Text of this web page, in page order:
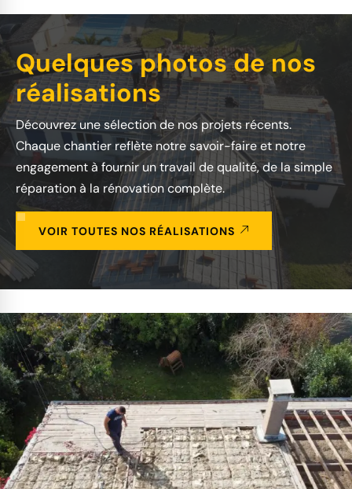
Quelques photos de nos
réalisations
Découvrez une sélection de nos projets récents.
Chaque chantier reflète notre savoir-faire et notre
engagement à fournir un travail de qualité, de la simple
réparation à la rénovation complète.
VOIR TOUTES NOS RÉALISATIONS